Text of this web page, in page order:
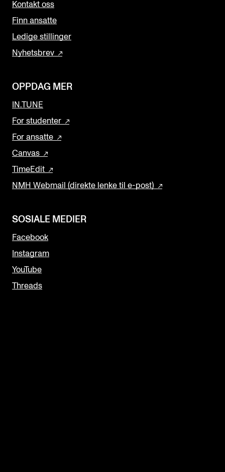
Kontakt oss
Finn ansatte
Ledige stillinger
Nyhetsbrev
OPPDAG MER
IN.TUNE
For studenter
For ansatte
Canvas
TimeEdit
NMH Webmail (direkte lenke til e-post)
SOSIALE MEDIER
Facebook
Instagram
YouTube
Threads